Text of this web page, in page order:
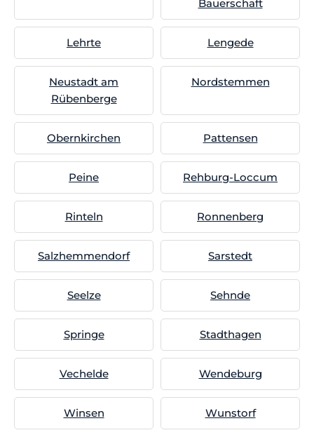
Bauerschaft
Lehrte Lengede
Neustadt am
Rübenberge
Nordstemmen
Obernkirchen Pattensen
Peine Rehburg-Loccum
Rinteln Ronnenberg
Salzhemmendorf Sarstedt
Seelze Sehnde
Springe Stadthagen
Vechelde Wendeburg
Winsen Wunstorf